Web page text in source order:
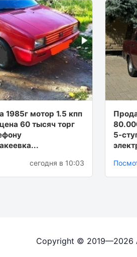
1985г мотор 1.5 кпп
60 тысяч торг
сегодня в 10:03
5-
Copyright © 2019—2026